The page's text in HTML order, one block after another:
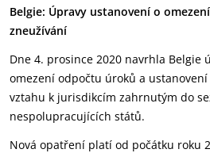
Belgie: Úpravy ustanovení o
zneužívání
Dne 4. prosince 2020 navrhla Belgie
omezení odpočtu úroků a
vztahu k jurisdikcím zahrnutým do
nespolupracujících států.
Nová opatření platí od počátku roku